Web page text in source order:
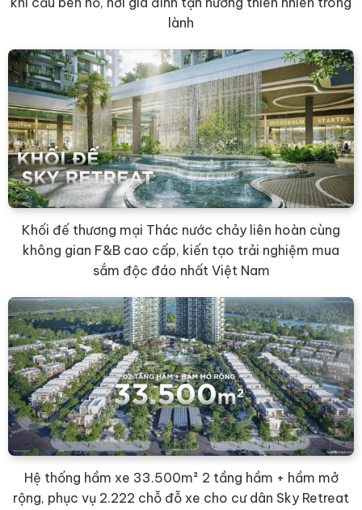
lành
Khối đế thương mại Thác nước chảy liên hoàn cùng
không gian F&B cao cấp, kiến tạo trải nghiệm mua
sắm độc đáo nhất Việt Nam
Hệ thống hầm xe 33.500m² 2 tầng hầm + hầm mở
rộng, phục vụ 2.222 chỗ đỗ xe cho cư dân Sky Retreat